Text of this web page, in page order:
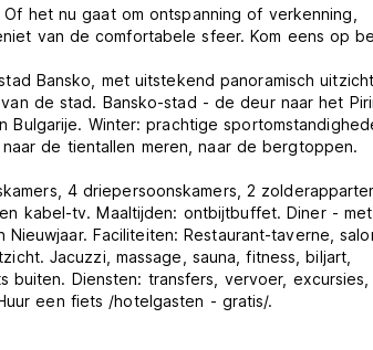
het nu gaat om ontspanning of verkenning,
van de comfortabele sfeer. Kom eens op
Bansko, met uitstekend panoramisch
de stad. Bansko-stad - de deur naar het
Winter: prachtige
de tientallen meren, naar de bergtoppen.
4 driepersoonskamers, 2
kabel-tv. Maaltijden: ontbijtbuffet. Diner -
Faciliteiten: Restaurant-taverne,
Jacuzzi, massage, sauna, fitness, biljart,
Diensten: transfers, vervoer, excursies,
een fiets /hotelgasten - gratis/.